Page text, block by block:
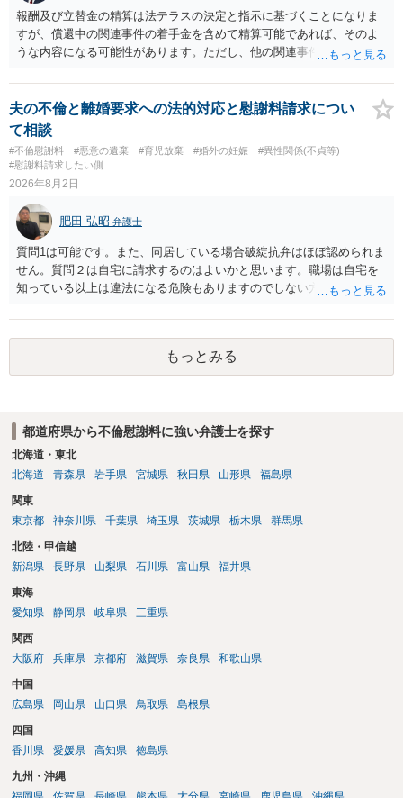
値と夫との関係との均衡のように思います。 ③行政書士に委任をして
いるのであれば，どのような内容の委任なのか不明ですが，その行政
書士との協議になると思います。請求するか，訴訟にするか，その点
の見極めや，相手方は性交類似行為は認めているのか，それさえも否
定しているのかによって，考え方・進め方は変わってくると思いま
す。 ④性交類似行為を認めているにもかかわらず支払を拒否するので
あれば，本人（行政書士でも同じだと思います。）への対応ではあま
り変わらないように思います。減額で折り合えるなら本人様の交渉で
もよいように思いますが，ゼロかどうかの観点であれば，訴訟に進む
しかなくなるようにも思います。そうしますと，お近くの弁護士に相
談して進めることを検討した方がよいようにも思います。
報酬及び立替金の精算は法テラスの決定と指示に基づくことになりま
すが、償還中の関連事件の着手金を含めて精算可能であれば、そのよ
うな内容になる可能性があります。ただし、他の関連事件でも相手方
情によって対応が違いますので、法テラスへお尋ねいただいた方が確
実です。
夫の不倫と離婚要求への法的対応と慰謝料請求につい
て相談
#不倫慰謝料 #悪意の遺棄 #育児放棄 #婚外の妊娠
#異性関係(不貞等)
#慰謝料請求したい側
2026年8月2日
肥田 弘昭 弁護士
質問1は可能です。また、同居している場合破綻抗弁はほぼ認められま
せん。質問２は自宅に請求するのはよいかと思います。職場は自宅を
知っている以上は違法になる危険もありますのでしない方が良いで
かと思います。有責配偶者ですので相手方からの離婚は拒否しても仮
に訴訟されても法的に成立しません。質問５は認知すると養育費支払
い、相続権が発生します。合意があれば法的に可能ですが法律で強制
することはできません。質問６は可能です。質問７は不貞行為の写真
もっとみる
都道府県から不倫慰謝料に強い弁護士を探す
北海道・東北
北海道
青森県 岩手県 宮城県 秋田県 山形県 福島県
関東
東京都
神奈川県 千葉県 埼玉県 茨城県 栃木県 群馬県
北陸・甲信越
新潟県
長野県 山梨県 石川県 富山県 福井県
東海
愛知県
静岡県 岐阜県 三重県
関西
大阪府
兵庫県 京都府 滋賀県 奈良県 和歌山県
中国
広島県
岡山県 山口県 鳥取県 島根県
四国
香川県
愛媛県 高知県 徳島県
九州・沖縄